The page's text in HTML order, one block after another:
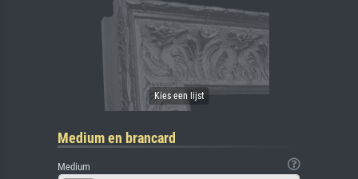
Medium en brancard
Medium